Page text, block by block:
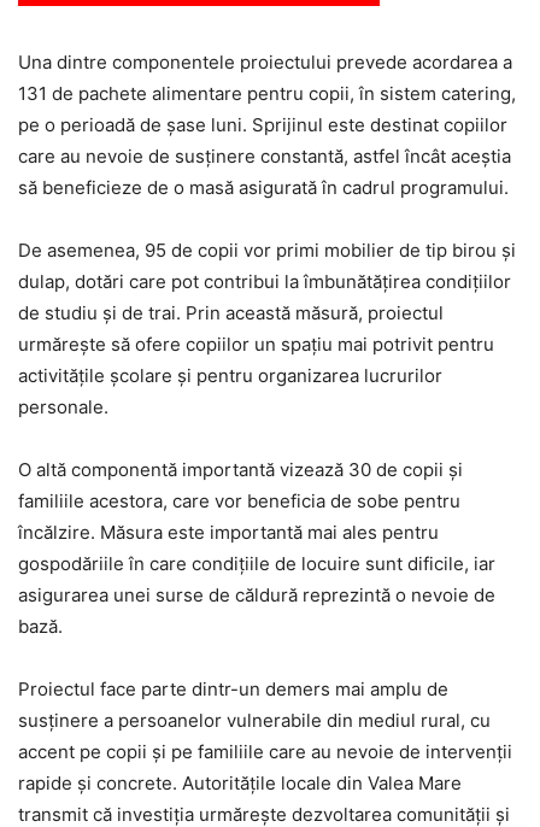
Una dintre componentele proiectului prevede acordarea a
131 de pachete alimentare pentru copii, în sistem catering,
pe o perioadă de șase luni. Sprijinul este destinat copiilor
care au nevoie de susținere constantă, astfel încât aceștia
să beneficieze de o masă asigurată în cadrul programului.
De asemenea, 95 de copii vor primi mobilier de tip birou și
dulap, dotări care pot contribui la îmbunătățirea condițiilor
de studiu și de trai. Prin această măsură, proiectul
urmărește să ofere copiilor un spațiu mai potrivit pentru
activitățile școlare și pentru organizarea lucrurilor
personale.
O altă componentă importantă vizează 30 de copii și
familiile acestora, care vor beneficia de sobe pentru
încălzire. Măsura este importantă mai ales pentru
gospodăriile în care condițiile de locuire sunt dificile, iar
asigurarea unei surse de căldură reprezintă o nevoie de
bază.
Proiectul face parte dintr-un demers mai amplu de
susținere a persoanelor vulnerabile din mediul rural, cu
accent pe copii și pe familiile care au nevoie de intervenții
rapide și concrete. Autoritățile locale din Valea Mare
transmit că investiția urmărește dezvoltarea comunității și